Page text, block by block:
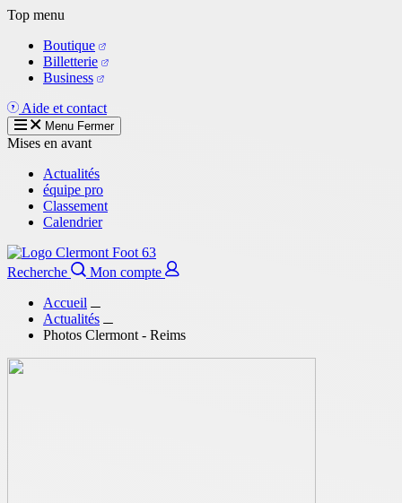
Aller
contenu
principal
Top menu
Boutique
Billetterie
Business
Aide et contact
Menu Fermer
Mises en avant
Actualités
équipe pro
Classement
Calendrier
Recherche
Mon compte
Accueil
Actualités
Photos Clermont - Reims